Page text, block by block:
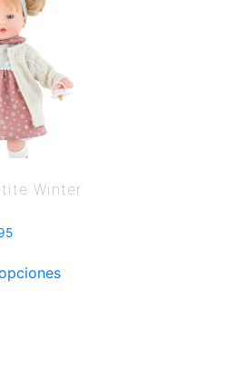
Winter